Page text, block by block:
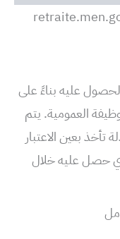
عليه بناءً على
العمومية. يتم
بعين الاعتبار
حصل عليه خلال